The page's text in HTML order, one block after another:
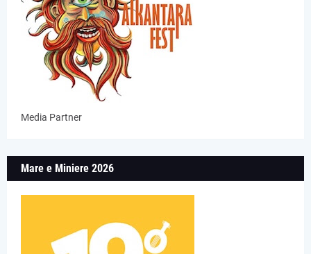
Media Partner
Mare e Miniere 2026